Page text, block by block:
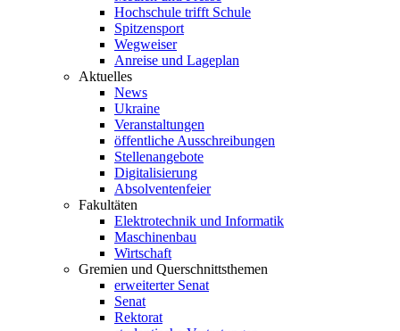
Hochschule trifft Schule
Spitzensport
Wegweiser
Anreise und Lageplan
Aktuelles
News
Ukraine
Veranstaltungen
öffentliche Ausschreibungen
Stellenangebote
Digitalisierung
Absolventenfeier
Fakultäten
Elektrotechnik und Informatik
Maschinenbau
Wirtschaft
Gremien und Querschnittsthemen
erweiterter Senat
Senat
Rektorat